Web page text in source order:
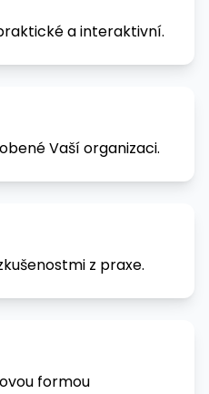
a interaktivní.
Vaší organizaci.
z praxe.
formou